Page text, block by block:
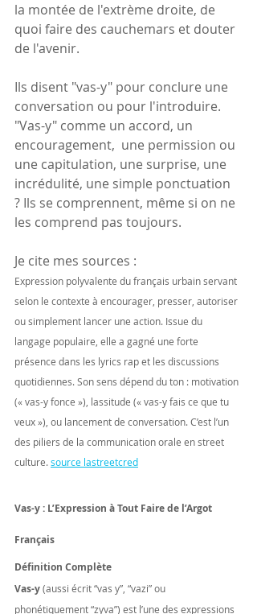
la montée de l'extrème droite, de
quoi faire des cauchemars et douter
de l'avenir.
Ils disent "vas-y" pour conclure une
conversation ou pour l'introduire.
"Vas-y" comme un accord, un
encouragement,  une permission ou
une capitulation, une surprise, une
incrédulité, une simple ponctuation
? Ils se comprennent, même si on ne
les comprend pas toujours.
Je cite mes sources :
Expression polyvalente du français urbain servant
selon le contexte à encourager, presser, autoriser
ou simplement lancer une action. Issue du
langage populaire, elle a gagné une forte
présence dans les lyrics rap et les discussions
quotidiennes. Son sens dépend du ton : motivation
(« vas-y fonce »), lassitude (« vas-y fais ce que tu
veux »), ou lancement de conversation. C’est l’un
des piliers de la communication orale en street
culture. source lastreetcred
Vas-y : L’Expression à Tout Faire de l’Argot
Français
Définition Complète
Vas-y (aussi écrit “vas y”, “vazi” ou
phonétiquement “zyva”) est l’une des expressions